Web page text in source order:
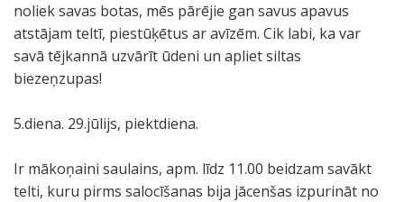
noliek savas botas, mēs pārējie gan savus apavus
atstājam teltī, piestūķētus ar avīzēm. Cik labi, ka var
savā tējkannā uzvārīt ūdeni un apliet siltas
biezeņzupas!
5.diena. 29.jūlijs, piektdiena.
Ir mākoņaini saulains, apm. līdz 11.00 beidzam savākt
telti, kuru pirms salocīšanas bija jācenšas izpurināt no